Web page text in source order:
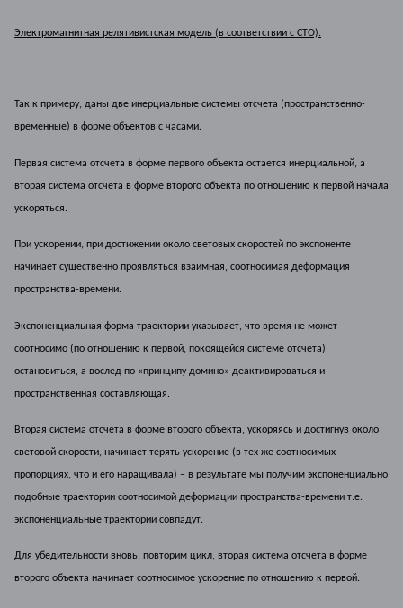
Электромагнитная релятивистская модель (в соответствии с СТО).
Так к примеру, даны две инерциальные системы отсчета (пространственно-
временные) в форме объектов с часами.
Первая система отсчета в форме первого объекта остается инерциальной, а
вторая система отсчета в форме второго объекта по отношению к первой начала
ускоряться.
При ускорении, при достижении около световых скоростей по экспоненте
начинает существенно проявляться взаимная, соотносимая деформация
пространства-времени.
Экспоненциальная форма траектории указывает, что время не может
соотносимо (по отношению к первой, покоящейся системе отсчета)
остановиться, а вослед по «принципу домино» деактивироваться и
пространственная составляющая.
Вторая система отсчета в форме второго объекта, ускоряясь и достигнув около
световой скорости, начинает терять ускорение (в тех же соотносимых
пропорциях, что и его наращивала) – в результате мы получим экспоненциально
подобные траектории соотносимой деформации пространства-времени т.е.
экспоненциальные траектории совпадут.
Для убедительности вновь, повторим цикл, вторая система отсчета в форме
второго объекта начинает соотносимое ускорение по отношению к первой.